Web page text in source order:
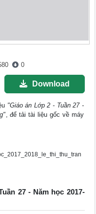
0
Download
"Giáo án Lớp 2 - Tuần 27 -
, để tải tài liệu gốc về máy
27 - Năm học 2017-